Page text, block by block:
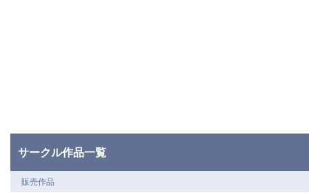
サークル作品一覧
販売作品